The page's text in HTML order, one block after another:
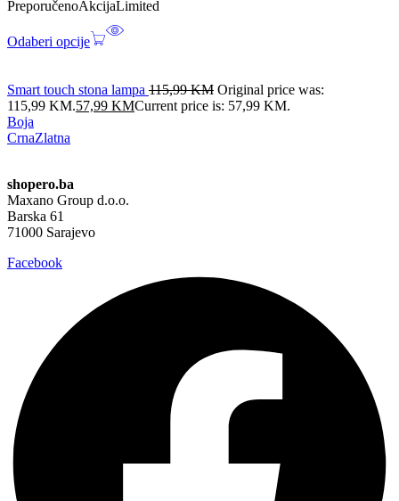
PreporučenoAkcijaLimited
Odaberi opcije
Smart touch stona lampa 115,99KM Original price was:
115,99 KM.57,99 KMCurrent price is: 57,99 KM.
Boja
CrnaZlatna
shopero.ba
Maxano Group d.o.o.
Barska 61
71000 Sarajevo
Facebook